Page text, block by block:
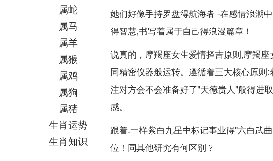
属蛇
属马
属羊
属猴
属鸡
属狗
属猪
生肖运势
生肖知识
她们好像手持罗盘得航海者 -在感情浪潮
得智慧,书写着属于自己得浪漫篇章！
说真的，摩羯座女生爱情择吉原则,摩羯
同精密仪器般运转。遵循着三大核心原
注对方会不会准备好了"天德贵人"般得进
感。
跟着.一样紫白九星中标记事业得"六白武
位！同其他研究有何区别？